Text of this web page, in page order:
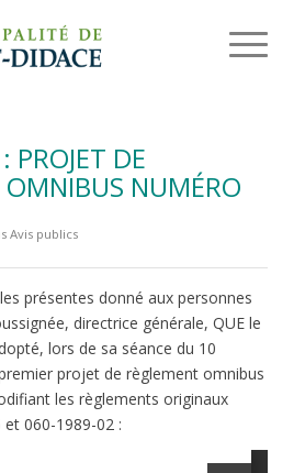
PROJET DE
OMNIBUS NUMÉRO
Avis publics
présentes donné aux personnes
directrice générale, QUE le
lors de sa séance du 10
projet de règlement omnibus
les règlements originaux
060-1989-02 :